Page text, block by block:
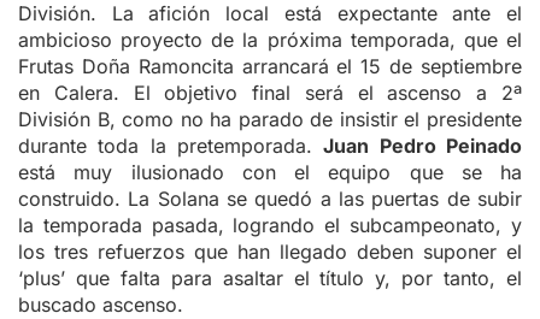
División. La afición local está expectante ante el
ambicioso proyecto de la próxima temporada, que el
Frutas Doña Ramoncita arrancará el 15 de septiembre
en Calera. El objetivo final será el ascenso a 2ª
División B, como no ha parado de insistir el presidente
durante toda la pretemporada.Juan Pedro Peinado
está muy ilusionado con el equipo que se ha
construido. La Solana se quedó a las puertas de subir
la temporada pasada, logrando el subcampeonato, y
los tres refuerzos que han llegado deben suponer el
‘plus’ que falta para asaltar el título y, por tanto, el
buscado ascenso.